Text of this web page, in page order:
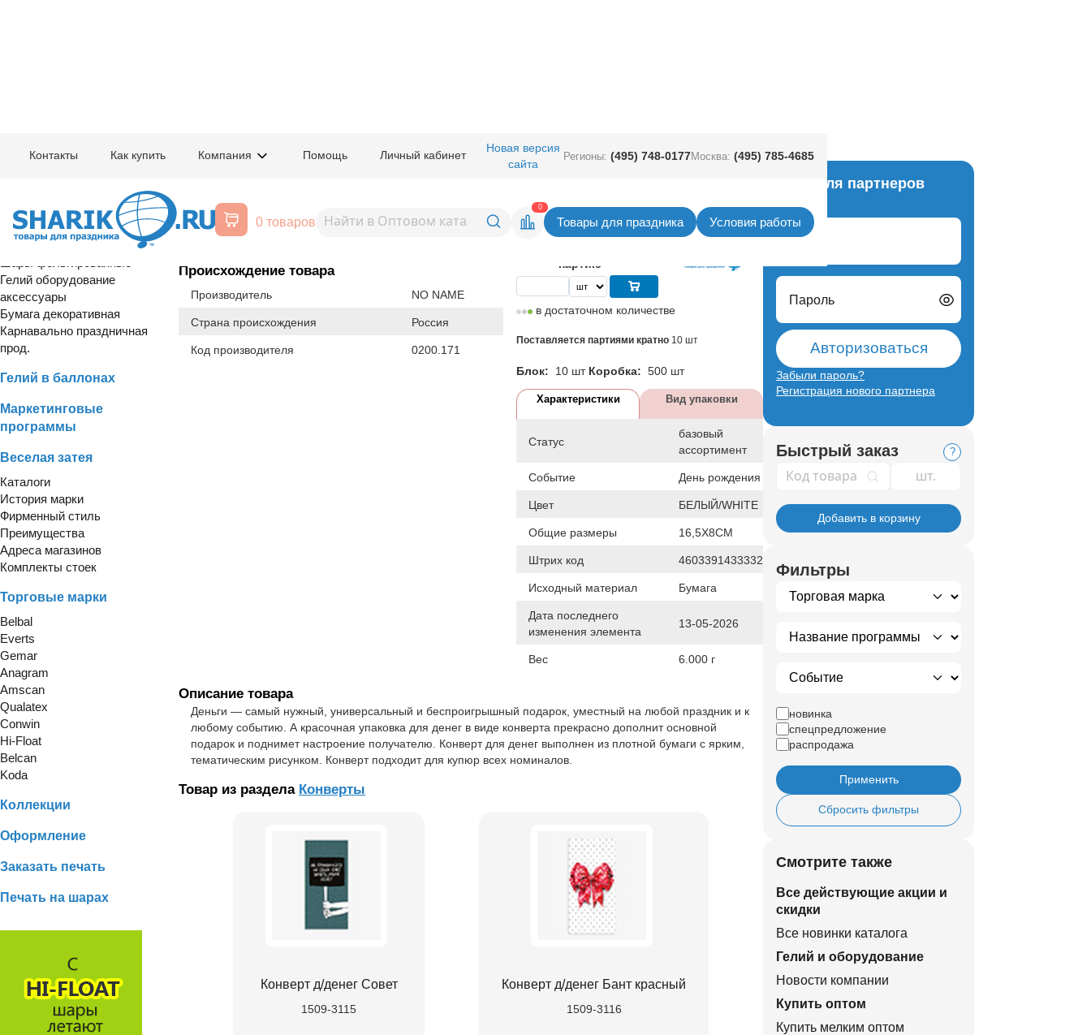
Контакты Как купить Компания Помощь Личный кабинет
Новая версия
сайта
Регионы: (495) 748-0177Москва: (495) 785-4685
0 товаров
0
Товары для праздника Условия работы
Расширенный поиск
Шары латексные
Гелий оборудование
аксессуары
Бумага декоративная
Карнавально праздничная
прод.
Гелий в баллонах
Маркетинговые
программы
Веселая затея
Каталоги
История марки
Фирменный стиль
Преимущества
Адреса магазинов
Комплекты стоек
Торговые марки
Belbal
Everts
Gemar
Anagram
Amscan
Qualatex
Conwin
Hi-Float
Belcan
Koda
Коллекции
Оформление
Заказать печать
Печать на шарах
1509-2882 Конверт д/денег НА УДОВОЛЬСТВИЯ
Происхождение товара
Производитель NO NAME
Страна происхождения Россия
Код производителя 0200.171
12,06
руб. за шт
партию
в достаточном количестве
Поставляется партиями кратно 10 шт
Блок: 10 шт Коробка: 500 шт
Характеристики Вид упаковки
Статус
базовый
ассортимент
Событие День рождения
Цвет БЕЛЫЙ/WHITE
Общие размеры 16,5Х8СМ
Штрих код 4603391433332
Исходный материал Бумага
Дата последнего
изменения элемента
13-05-2026
Вес 6.000 г
Описание товара
Деньги — самый нужный, универсальный и беспроигрышный подарок, уместный на любой праздник и к
любому событию. А красочная упаковка для денег в виде конверта прекрасно дополнит основной
подарок и поднимет настроение получателю. Конверт для денег выполнен из плотной бумаги с ярким,
тематическим рисунком. Конверт подходит для купюр всех номиналов.
Товар из раздела Конверты
Конверт д/денег Совет
1509-3115
Конверт д/денег Бант красный
1509-3116
Вход для партнеров
Логин
Пароль
Авторизоваться
Забыли пароль?
Регистрация нового партнера
Быстрый заказ ?
Код товара
Добавить в корзину
Фильтры
новинка
спецпредложение
распродажа
Применить
Сбросить фильтры
Смотрите также
Все действующие акции и
скидки
Все новинки каталога
Гелий и оборудование
Новости компании
Купить оптом
Купить мелким оптом